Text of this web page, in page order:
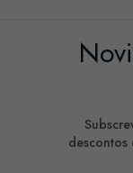
descontos